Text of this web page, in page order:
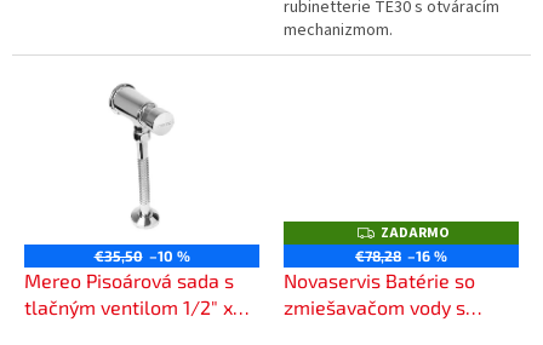
rubinetterie TE30 s otváracím
mechanizmom.
€35,50 –10 %
Mereo Pisoárová sada s
tlačným ventilom 1/2" x
Z
A
D
A
R
M
ZADARMO
€78,28 –16 %
Novaservis Batérie so
zmiešavačom vody s